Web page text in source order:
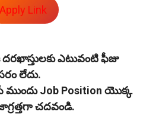
Apply Link
ఎటువంటి ఫీజు
లేదు.
ముందు Job Position యొక్క
చదవండి.